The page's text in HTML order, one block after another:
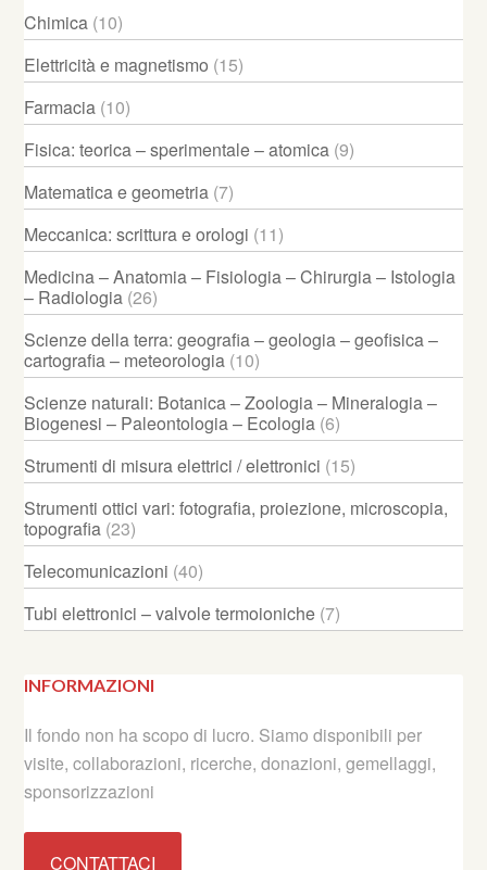
Chimica (10)
Elettricità e magnetismo (15)
Farmacia (10)
Fisica: teorica – sperimentale – atomica (9)
Matematica e geometria (7)
Meccanica: scrittura e orologi (11)
Medicina – Anatomia – Fisiologia – Chirurgia – Istologia
– Radiologia (26)
Scienze della terra: geografia – geologia – geofisica –
cartografia – meteorologia (10)
Scienze naturali: Botanica – Zoologia – Mineralogia –
Biogenesi – Paleontologia – Ecologia (6)
Strumenti di misura elettrici / elettronici (15)
Strumenti ottici vari: fotografia, proiezione, microscopia,
topografia (23)
Telecomunicazioni (40)
Tubi elettronici – valvole termoioniche (7)
INFORMAZIONI
Il fondo non ha scopo di lucro. Siamo disponibili per
visite, collaborazioni, ricerche, donazioni, gemellaggi,
sponsorizzazioni
CONTATTACI